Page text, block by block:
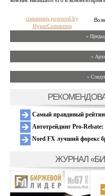
comments powered by
HyperComments
«
»
»
Самый правдивый
Автотрейдинг Pro-
Nord FX лучший форекс
ЖУРНАЛ